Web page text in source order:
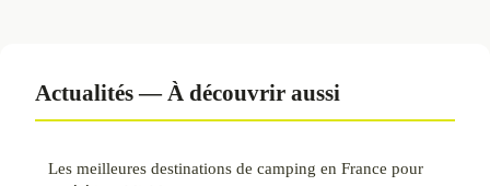
Actualités — À découvrir aussi
Les meilleures destinations de camping en France pour